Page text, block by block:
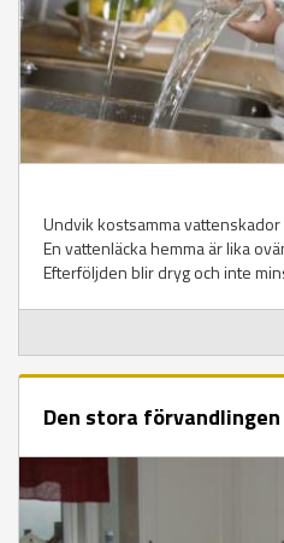
Undvik kostsamma
En vattenläcka hemma är lika
Efterföljden blir dryg och inte
Den stora förvandlingen